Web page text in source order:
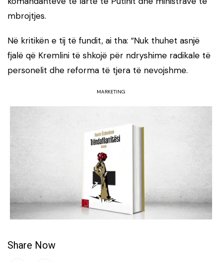
mbrojtjes.
Në kritikën e tij të fundit, ai tha: “Nuk thuhet asnjë
fjalë që Kremlini të shkojë për ndryshime radikale të
personelit dhe reforma të tjera të nevojshme.
MARKETING
Share Now